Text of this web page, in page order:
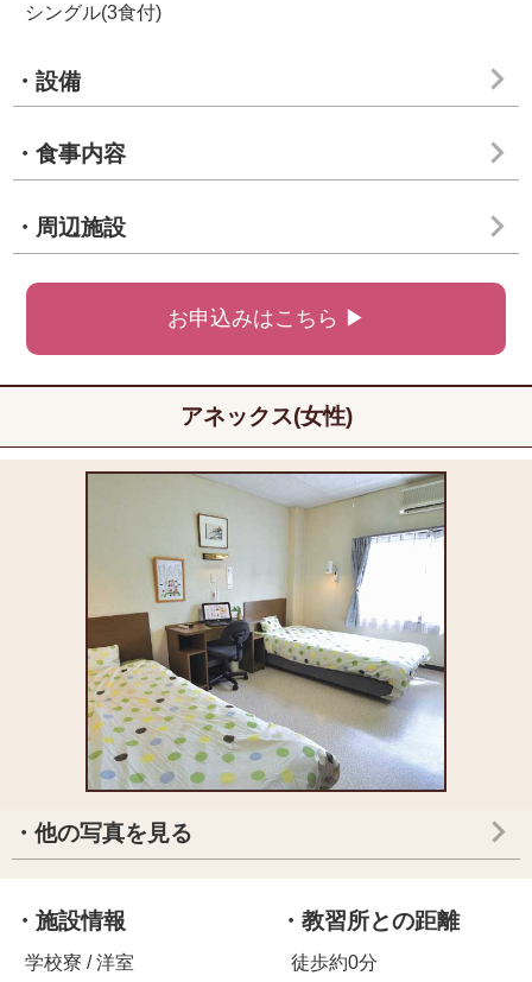
シングル(3食付)
・設備
・食事内容
・周辺施設
お申込みはこちら ▶
アネックス(女性)
・他の写真を見る
・施設情報
学校寮 / 洋室
・教習所との距離
徒歩約0分